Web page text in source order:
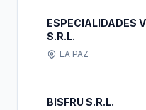
ESPECIALIDADES
S.R.L.
LA PAZ
BISFRU S.R.L.